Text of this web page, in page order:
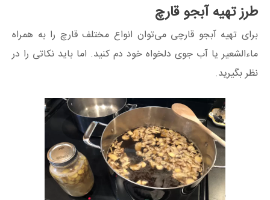
طرز تهیه آبجو قارچ
برای تهیه آبجو قارچی می‌توان انواع مختلف قارچ را به همراه
ماءالشعیر یا آب جوی دلخواه خود دم کنید. اما باید نکاتی را در
نظر بگیرید.